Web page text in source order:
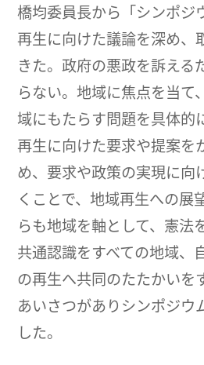
橋均委員長から「シンポジ
再生に向けた議論を深め、
きた。政府の悪政を訴える
らない。地域に焦点を当て
域にもたらす問題を具体的
再生に向けた要求や提案を
め、要求や政策の実現に向
くことで、地域再生への展
らも地域を軸として、憲法
共通認識をすべての地域、
の再生へ共同のたたかいを
あいさつがありシンポジウ
した。